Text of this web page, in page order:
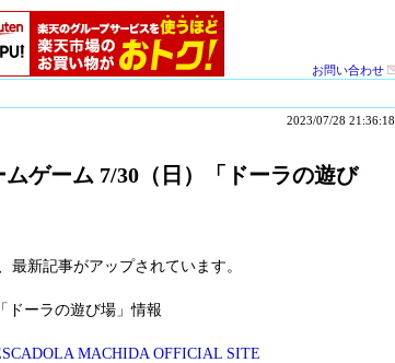
お問い合わせ
2023/07/28 21:36:18
ゲーム 7/30（日）「ドーラの遊び
新記事がアップされています。
ドーラの遊び場」情報
MACHIDA OFFICIAL SITE